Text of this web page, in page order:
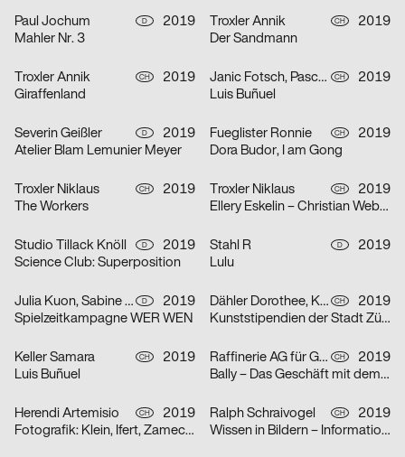
Paul Jochum D
2019
Mahler Nr. 3
Troxler Annik CH
2019
Der Sandmann
Troxler Annik CH
2019
Giraffenland
Janic Fotsch, Pascal Sennhauser CH
2019
Luis Buñuel
Severin Geißler D
2019
Atelier Blam Lemunier Meyer
Fueglister Ronnie CH
2019
Dora Budor, I am Gong
Troxler Niklaus CH
2019
The Workers
Troxler Niklaus CH
2019
Ellery Eskelin – Christian Weber – Michael Griener
Studio Tillack Knöll D
2019
Science Club: Superposition
Stahl R D
2019
Lulu
Julia Kuon, Sabine Meyer, Christoph Feist D
2019
Spielzeitkampagne WER WEN
Dähler Dorothee, Kaj Lehmann CH
2019
Kunststipendien der Stadt Zürich 2019
Keller Samara CH
2019
Luis Buñuel
Raffinerie AG für Gestaltung CH
2019
Bally – Das Geschäft mit dem Schuh
Herendi Artemisio CH
2019
Fotografik: Klein, Ifert, Zamecznik
Ralph Schraivogel CH
2019
Wissen in Bildern – Informationsdesign heute